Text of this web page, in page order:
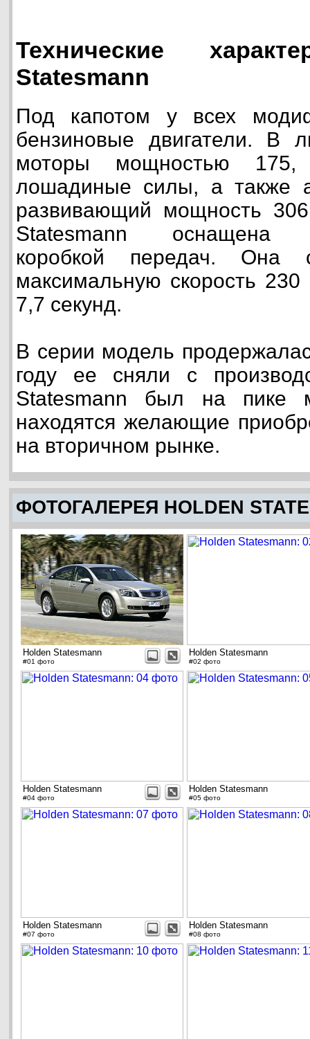
Технические
Statesmann
Под капотом у всех
бензиновые двигатели. В
моторы мощностью
лошадиные силы, а также
развивающий мощность
Statesmann оснащена
коробкой передач. Она
максимальную скорость
7,7 секунд.
В серии модель
году ее сняли с
Statesmann был на
находятся желающие
на вторичном рынке.
ФОТОГАЛЕРЕЯ HOLDEN
Holden Statesmann
#01 фото
Holden Statesmann
#02 фото
Holden Statesmann
#04 фото
Holden Statesmann
#05 фото
Holden Statesmann
#07 фото
Holden Statesmann
#08 фото